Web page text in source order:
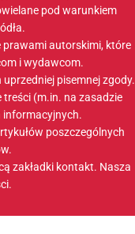
pod warunkiem
prawami autorskimi, które
i wydawcom.
pisemnej zgody.
(m.in. na zasadzie
informacyjnych.
poszczególnych
zakładki kontakt. Nasza
.